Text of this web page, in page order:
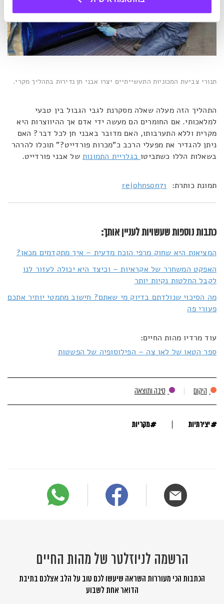
תנורי צביעת המכוניות התעשייתיים יצרו אבני חן נדירות בתהליך מקרי.
התהליך הזה מעלה שאלה מסקרנת לגבי הגבול בין טבעי
למלאכותי. אם החומרים הם מעשה ידי אדם אך ההיווצרות היא
מקרית וללא התערבותו, האם מדובר באבני חן לכל דבר? האם
ניתן להגדיר את מפעלי הרכב כ"מכרות פורדייט?" תוכלו להרהר
בשאלות הללו כשתביטו בגלריית התמונות של אבני פורדייט.
תמונת כותרת: rejohnson71
כתבות נוספות שעשויות לעניין אותך:
המציאות היא שחוק מרפי הוכח מדעית – איך מתקדמים מכאן?
האפקט המשחרר של אקראיות – וכיצד היא יכולה לעזור לנו
לקבל החלטות נקיות יותר
מה הסיכוי שנולדתם בדיוק מי שאתם? חישוב מתמטי יותיר אתכם
פעורי פה
עוד מרדיו מהות החיים:
ספר הטאו של לאו צה – הפילוסופיה של הפשטות
היקום סיבה ותוצאה
#יצירתיות #מקריות
הרשמה לניוזלטר של מהות החיים
הכתבות הכי מעוררות השראה שיעשו לכם טוב על הלב אצלכם בתיבת
הדואר אחת לשבוע